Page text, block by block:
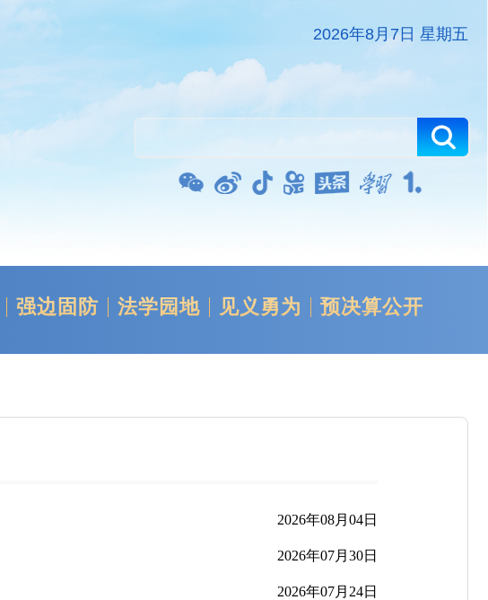
2026年8月7日 星期五
强边固防 法学园地 见义勇为 预决算公开
2026年08月04日
2026年07月30日
2026年07月24日